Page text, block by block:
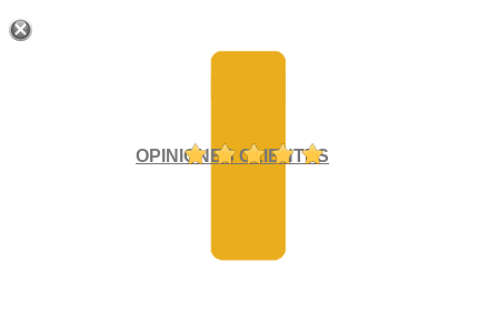
OPINIONES CLIENTES